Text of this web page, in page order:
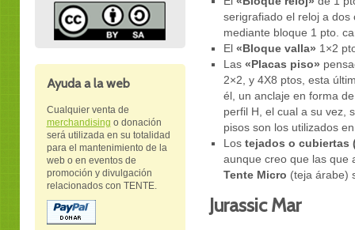
Ayuda a la web
Cualquier venta de
merchandising o donación
será utilizada en su totalidad
para el mantenimiento de la
web o en eventos de
promoción y divulgación
relacionados con TENTE.
serigrafiado el reloj a dos
mediante bloque 1 pto.
El «Bloque valla» 1×2
Las «Placas piso»
2×2, y 4X8 ptos, esta
él, un anclaje en forma
perfil H, el cual a su vez,
pisos son los utilizados
Los tejados o cubiertas
aunque creo que las que
Tente Micro (teja árabe)
Jurassic Mar